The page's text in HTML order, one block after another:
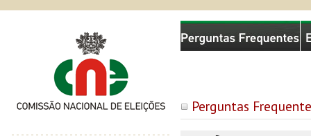
Perguntas
Comissão Nacional de Eleições